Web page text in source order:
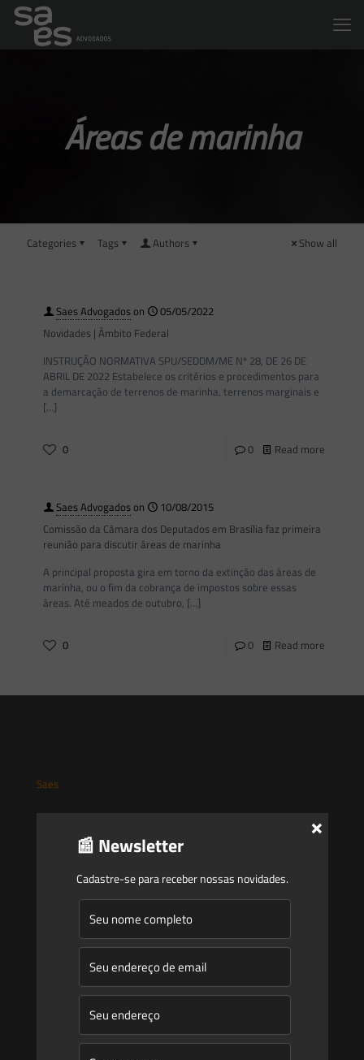
Áreas de marinha
Categories Tags Authors Show all
Saes Advogadoson
05/05/2022
Novidades | Âmbito Federal
INSTRUÇÃO NORMATIVA SPU/SEDDM/ME Nº 28, DE 26 DE
ABRIL DE 2022 Estabelece os critérios e procedimentos para
a demarcação de terrenos de marinha, terrenos marginais e
[…]
0 0 Read more
Saes Advogadoson
10/08/2015
Comissão da Câmara dos Deputados em Brasília faz primeira
reunião para discutir áreas de marinha
A principal proposta gira em torno da extinção das áreas de
marinha, ou o fim da cobrança de impostos sobre essas
áreas. Até meados de outubro, […]
0 0 Read more
Saes
Quem Somos
Atuação
Newsletter
Publicações
Artigos
Novidades Legislativas
Informativos
📰 Newsletter
Cadastre-se para receber nossas novidades.
×